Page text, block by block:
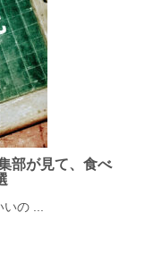
部が見て、食べ
の ...